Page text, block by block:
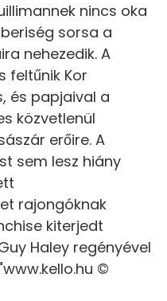
nincs oka
sorsa a
nehezedik. A
feltűnik Kor
és papjaival a
közvetlenül
erőire. A
sem lesz hiány
rajongóknak
kiterjedt
Haley regényével
©